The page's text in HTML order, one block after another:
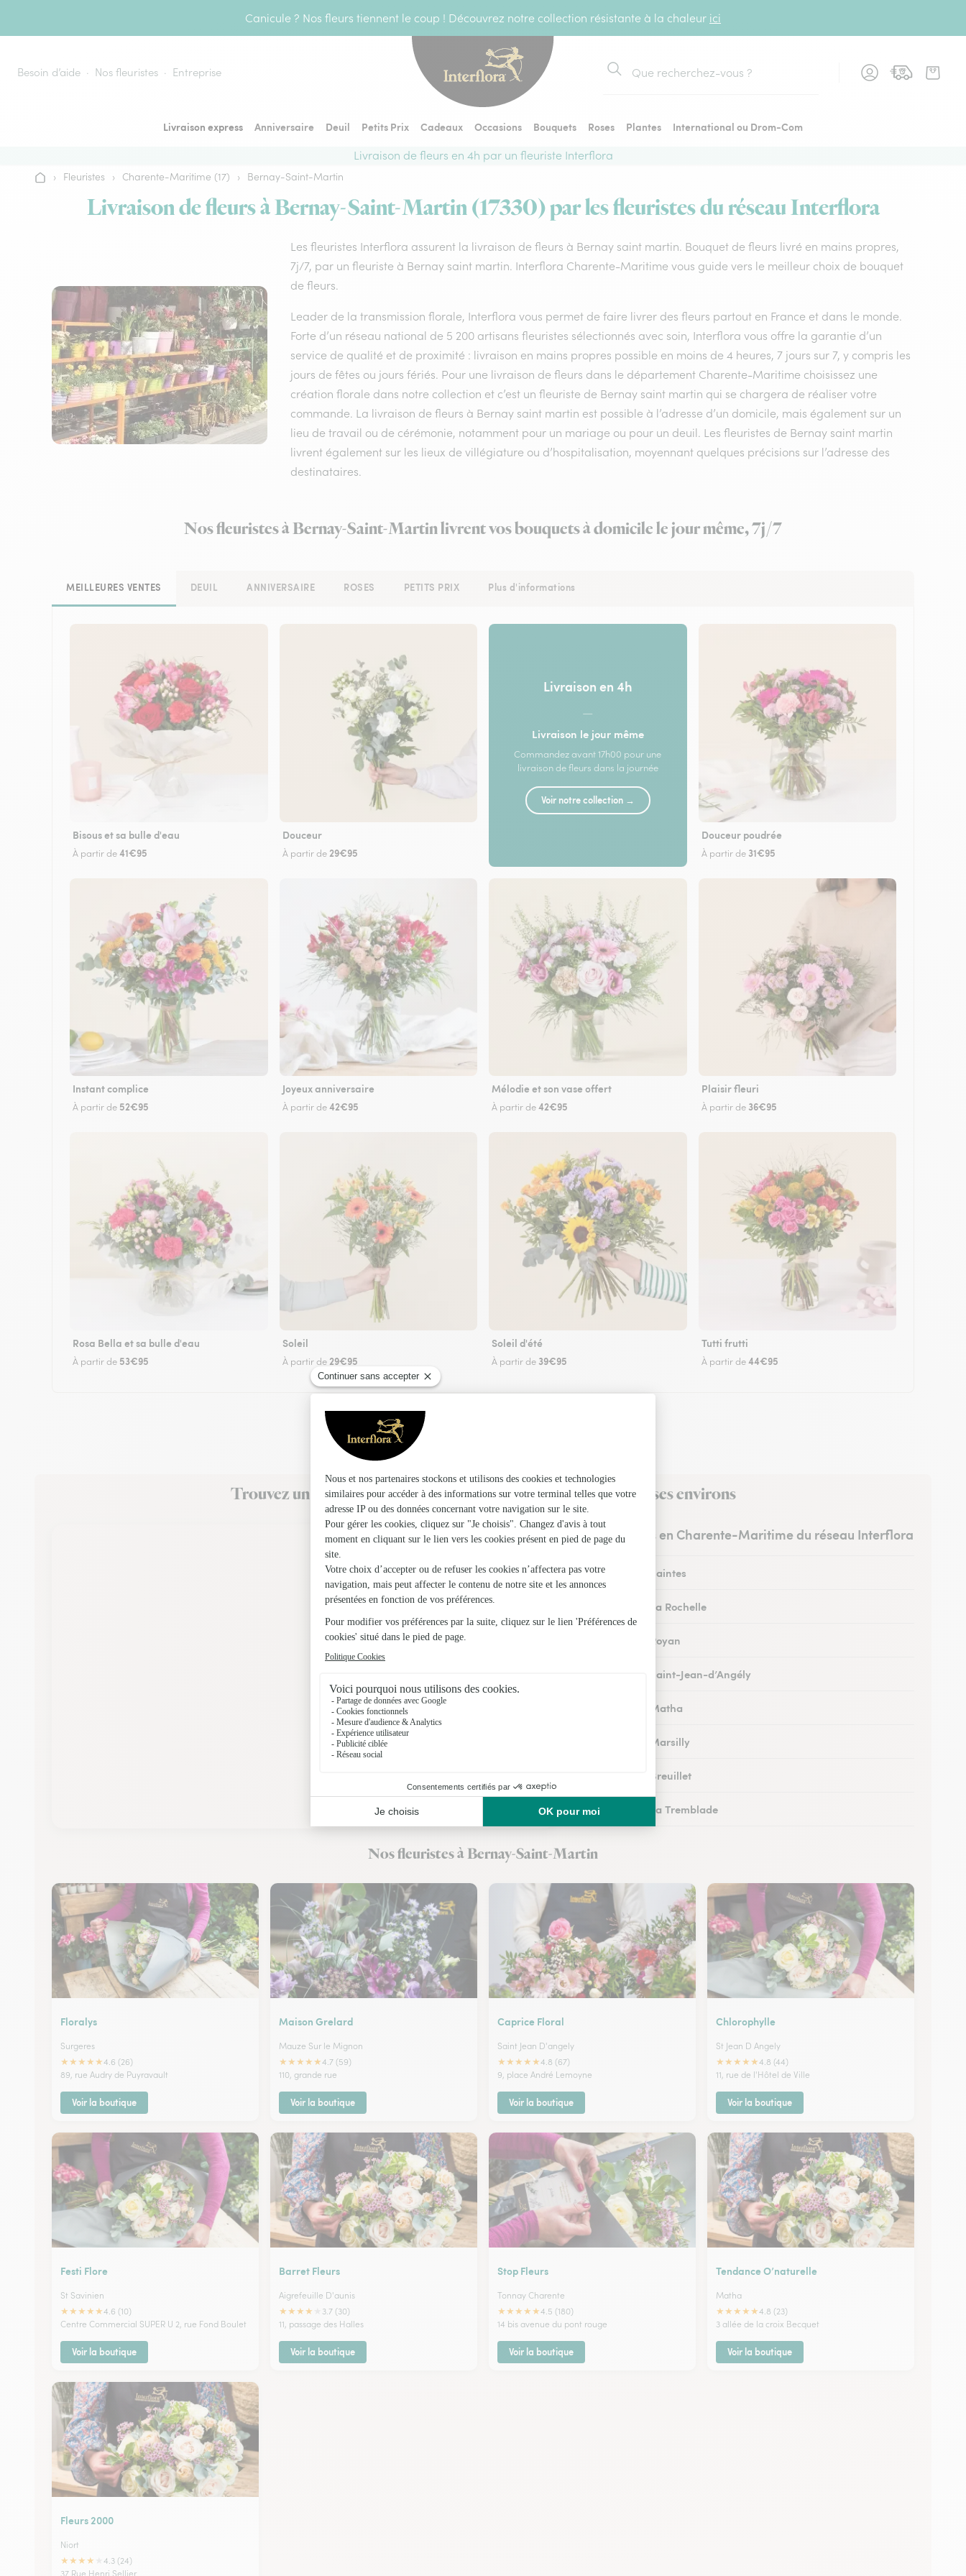
Canicule ? Nos fleurs tiennent le coup ! Découvrez notre collection résistante à la chaleur ici
Besoin d’aide Nos fleuristes Entreprise
Rechercher
Livraison express Anniversaire Deuil Petits Prix Cadeaux Occasions Bouquets Roses Plantes
International ou Drom-Com
Livraison de fleurs en 4h par un fleuriste Interflora
Accueil
› Fleuristes › Charente-Maritime (17) › Bernay-Saint-Martin
Livraison de fleurs à Bernay-Saint-Martin (17330) par les fleuristes du réseau Interflora
Les fleuristes Interflora assurent la livraison de fleurs à Bernay saint martin. Bouquet de fleurs livré en mains propres,
7j/7, par un fleuriste à Bernay saint martin. Interflora Charente-Maritime vous guide vers le meilleur choix de bouquet
de fleurs.
Leader de la transmission florale, Interflora vous permet de faire livrer des fleurs partout en France et dans le monde.
Forte d’un réseau national de 5 200 artisans fleuristes sélectionnés avec soin, Interflora vous offre la garantie d’un
service de qualité et de proximité : livraison en mains propres possible en moins de 4 heures, 7 jours sur 7, y compris les
jours de fêtes ou jours fériés. Pour une livraison de fleurs dans le département Charente-Maritime choisissez une
création florale dans notre collection et c’est un fleuriste de Bernay saint martin qui se chargera de réaliser votre
commande. La livraison de fleurs à Bernay saint martin est possible à l’adresse d’un domicile, mais également sur un
lieu de travail ou de cérémonie, notamment pour un mariage ou pour un deuil. Les fleuristes de Bernay saint martin
livrent également sur les lieux de villégiature ou d’hospitalisation, moyennant quelques précisions sur l’adresse des
destinataires.
Nos fleuristes à Bernay-Saint-Martin livrent vos bouquets à domicile le jour même, 7j/7
MEILLEURES VENTES DEUIL ANNIVERSAIRE ROSES PETITS PRIX Plus d'informations
Bisous et sa bulle d'eau
À partir de41€95
Douceur
À partir de 29€95
Livraison en 4h
—
Livraison le jour même
Commandez avant 17h00 pour une
livraison de fleurs dans la journée
Voir notre collection →
Douceur poudrée
À partir de 31€95
Instant complice
À partir de 52€95
Joyeux anniversaire
À partir de42€95
Mélodie et son vase offert
À partir de42€95
Plaisir fleuri
À partir de 36€95
Rosa Bella et sa bulle d'eau
À partir de 53€95
Soleil
À partir de 29€95
Soleil d'été
À partir de 39€95
Tutti frutti
À partir de44€95
Trouvez un fleuriste Interflora à Bernay-Saint-Martin et dans ses environs
Les fleuristes en Charente-Maritime du réseau Interflora
Fleuristes à Saintes
Fleuristes à La Rochelle
Fleuristes à Royan
Fleuristes à Saint-Jean-d’Angély
Fleuristes à Matha
Fleuristes à Marsilly
Fleuristes à Breuillet
Fleuristes à La Tremblade
Nos fleuristes à Bernay-Saint-Martin
Floralys
Surgeres
★★★★★4.6 (26)
89, rue Audry de Puyravault
Voir la boutique
Maison Grelard
Mauze Sur le Mignon
★★★★★4.7 (59)
110, grande rue
Voir la boutique
Caprice Floral
Saint Jean D'angely
★★★★★4.8 (67)
9, place André Lemoyne
Voir la boutique
Chlorophylle
St Jean D Angely
★★★★★4.8 (44)
11, rue de l'Hôtel de Ville
Voir la boutique
Festi Flore
St Savinien
★★★★★4.6 (10)
Centre Commercial SUPER U 2, rue Fond Boulet
Voir la boutique
Barret Fleurs
Aigrefeuille D'aunis
★★★★
3.7 (30)
11, passage des Halles
Voir la boutique
Stop Fleurs
Tonnay Charente
★★★★★4.5 (180)
14 bis avenue du pont rouge
Voir la boutique
Tendance O’naturelle
Matha
★★★★★4.8 (23)
3 allée de la croix Becquet
Voir la boutique
Fleurs 2000
Niort
★★★★
4.3 (24)
37 Rue Henri Sellier